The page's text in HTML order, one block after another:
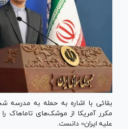
بقائی با اشاره به حمله به مدرسه
مکرر آمریکا از موشک‌های تاماهاک
علیه ایران» دانست.